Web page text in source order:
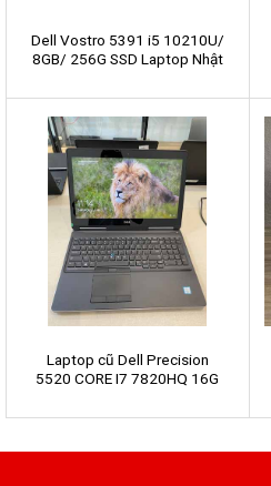
Dell Vostro 5391 i5 10210U/
8GB/ 256G SSD Laptop Nhật
Laptop cũ Dell Precision
5520 CORE I7 7820HQ 16G
FHD Laptop Nhật nội địa